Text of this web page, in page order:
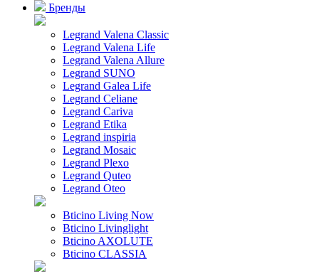
Бренды
Legrand Valena Classic
Legrand Valena Life
Legrand Valena Allure
Legrand SUNO
Legrand Galea Life
Legrand Celiane
Legrand Cariva
Legrand Etika
Legrand inspiria
Legrand Mosaic
Legrand Plexo
Legrand Quteo
Legrand Oteo
Bticino Living Now
Bticino Livinglight
Bticino AXOLUTE
Bticino CLASSIA